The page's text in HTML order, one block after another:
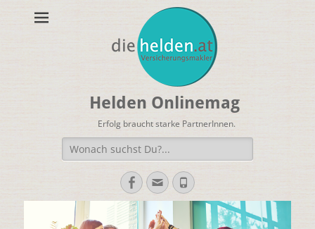
Helden Onlinemag
Erfolg braucht starke PartnerInnen.